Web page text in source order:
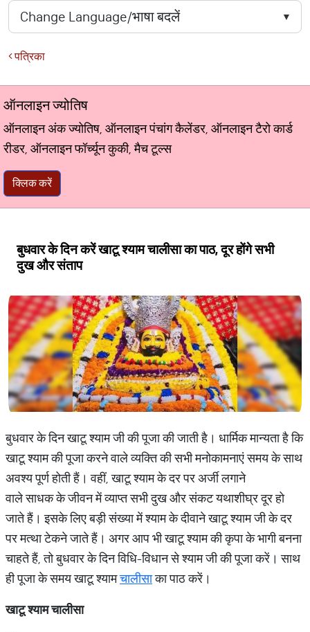
पत्रिका
ऑनलाइन ज्योतिष
ऑनलाइन अंक ज्योतिष, ऑनलाइन पंचांग कैलेंडर, ऑनलाइन टैरो कार्ड
रीडर, ऑनलाइन फॉर्च्यून कुकी, मैच टूल्स
क्लिक करें
बुधवार के दिन करें खाटू श्याम चालीसा का पाठ, दूर होंगे सभी
दुख और संताप
बुधवार के दिन खाटू श्याम जी की पूजा की जाती है। धार्मिक मान्यता है कि
खाटू श्याम की पूजा करने वाले व्यक्ति की सभी मनोकामनाएं समय के साथ
अवश्य पूर्ण होती हैं। वहीं, खाटू श्याम के दर पर अर्जी लगाने
वाले साधक के जीवन में व्याप्त सभी दुख और संकट यथाशीघ्र दूर हो
जाते हैं। इसके लिए बड़ी संख्या में श्याम के दीवाने खाटू श्याम जी के दर
पर मत्था टेकने जाते हैं। अगर आप भी खाटू श्याम की कृपा के भागी बनना
चाहते हैं, तो बुधवार के दिन विधि-विधान से श्याम जी की पूजा करें। साथ
ही पूजा के समय खाटू श्यामचालीसाका पाठ करें।
खाटू श्याम चालीसा